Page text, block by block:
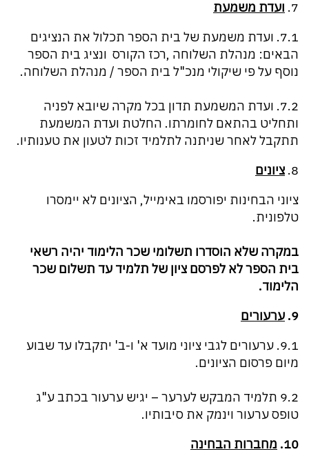
7. ועדת משמעת
7.1. ועדת משמעת של בית הספר תכלול את הנציגים
הבאים: מנהלת השלוחה ,רכז הקורס ונציג בית הספר
נוסף על פי שיקולי מנכ"ל בית הספר / מנהלת השלוחה.
7.2. ועדת המשמעת תדון בכל מקרה שיובא לפניה
ותחליט בהתאם לחומרתו. החלטת ועדת המשמעת
תתקבל לאחר שניתנה לתלמיד זכות לטעון את טענותיו.
8. ציונים
ציוני הבחינות יפורסמו באימייל, הציונים לא יימסרו
טלפונית.
במקרה שלא הוסדרו תשלומי שכר הלימוד יהיה רשאי
בית הספר לא לפרסם ציון של תלמיד עד תשלום שכר
הלימוד.
9. ערעורים
9.1. ערעורים לגבי ציוני מועד א' ו-ב' יתקבלו עד שבוע
מיום פרסום הציונים.
9.2 תלמיד המבקש לערער – יגיש ערעור בכתב ע"ג
טופס ערעור וינמק את סיבותיו.
10. מחברות הבחינה